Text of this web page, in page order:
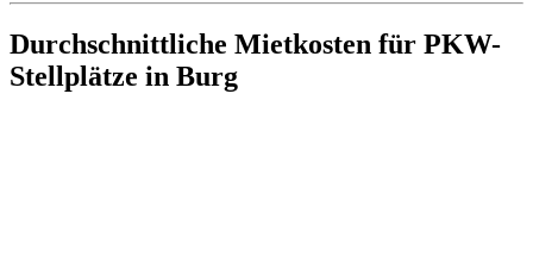
Durchschnittliche Mietkosten für PKW-
Stellplätze in Burg